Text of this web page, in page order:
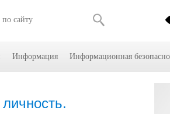
Информация Информационная